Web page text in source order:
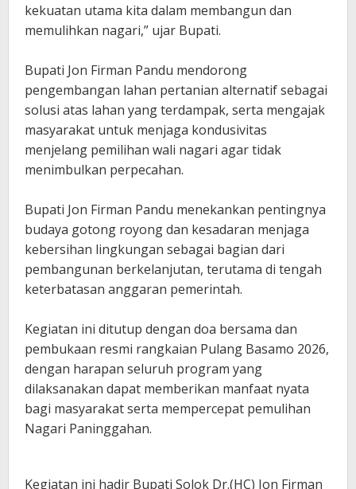
kekuatan utama kita dalam membangun dan
memulihkan nagari,” ujar Bupati.
Bupati Jon Firman Pandu mendorong
pengembangan lahan pertanian alternatif sebagai
solusi atas lahan yang terdampak, serta mengajak
masyarakat untuk menjaga kondusivitas
menjelang pemilihan wali nagari agar tidak
menimbulkan perpecahan.
Bupati Jon Firman Pandu menekankan pentingnya
budaya gotong royong dan kesadaran menjaga
kebersihan lingkungan sebagai bagian dari
pembangunan berkelanjutan, terutama di tengah
keterbatasan anggaran pemerintah.
‎Kegiatan ini ditutup dengan doa bersama dan
pembukaan resmi rangkaian Pulang Basamo 2026,
dengan harapan seluruh program yang
dilaksanakan dapat memberikan manfaat nyata
bagi masyarakat serta mempercepat pemulihan
Nagari Paninggahan.
Kegiatan ini hadir Bupati Solok Dr.(HC) Jon Firman